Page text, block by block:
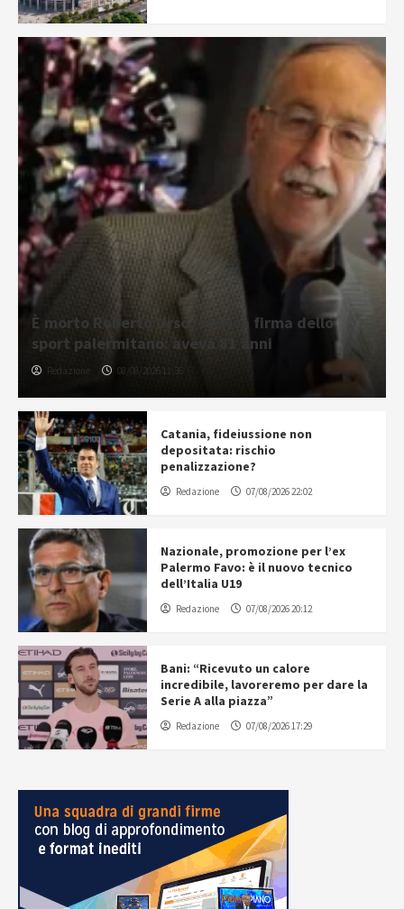
È morto Roberto Urso, storica firma dello
sport palermitano: aveva 81 anni
Redazione 08/08/2026 11:36
Catania, fideiussione non
depositata: rischio
penalizzazione?
Redazione 07/08/2026 22:02
Nazionale, promozione per l’ex
Palermo Favo: è il nuovo tecnico
dell’Italia U19
Redazione 07/08/2026 20:12
Bani: “Ricevuto un calore
incredibile, lavoreremo per dare la
Serie A alla piazza”
Redazione 07/08/2026 17:29